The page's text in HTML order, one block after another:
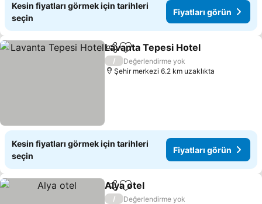
Kesin fiyatları görmek için tarihleri
seçin
Fiyatları görün
PaylaşFavorilerime ekle
Lavanta Tepesi Hotel
/
Değerlendirme yok
Şehir merkezi 6.2 km uzaklıkta
Kesin fiyatları görmek için tarihleri
seçin
Fiyatları görün
PaylaşFavorilerime ekle
Alya otel
/
Değerlendirme yok